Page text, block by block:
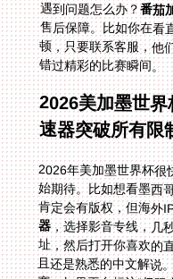
遇到问题怎么办？番茄
错过精彩的比赛瞬间。
2026美加墨世
速器突破所有限
2026年美加墨世界杯很
始期待。比如想看墨西
肯定会有版权，但海外
器，选择影音专线，几
址，然后打开你喜欢的
且还是熟悉的中文解